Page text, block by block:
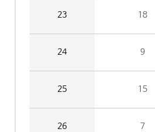
23 18
24 9
25 15
26 7